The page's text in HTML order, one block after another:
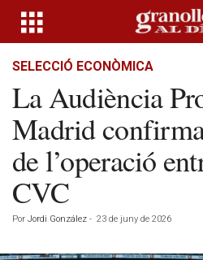
SELECCIÓ ECONÒMICA
La Audiència
Madrid
de l’operació
CVC
Por Jordi González - 23 de juny de 2026